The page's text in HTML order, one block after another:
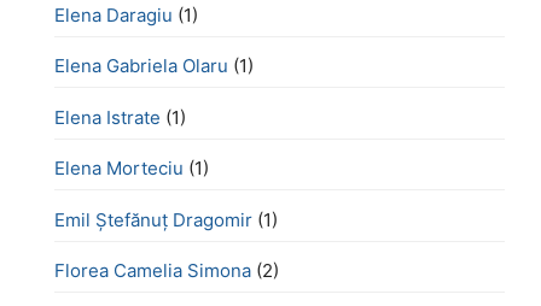
Elena Daragiu (1)
Elena Gabriela Olaru (1)
Elena Istrate (1)
Elena Morteciu (1)
Emil Ștefănuț Dragomir (1)
Florea Camelia Simona (2)